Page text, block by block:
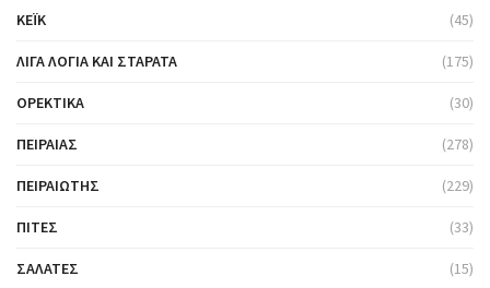
ΚΈΙΚ (45)
ΛΊΓΑ ΛΌΓΙΑ ΚΑΙ ΣΤΑΡΆΤΑ (175)
ΟΡΕΚΤΙΚΆ (30)
ΠΕΙΡΑΙΆΣ (278)
ΠΕΙΡΑΙΏΤΗΣ (229)
ΠΊΤΕΣ (33)
ΣΑΛΆΤΕΣ (15)